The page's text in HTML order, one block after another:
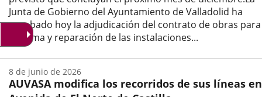
Junta de Gobierno del Ayuntamiento de Valladolid ha
aprobado hoy la adjudicación del contrato de obras
reforma y reparación de las instalaciones...
la
noticia
AUVASA modifica los recorridos de sus líneas
8 de junio de 2026